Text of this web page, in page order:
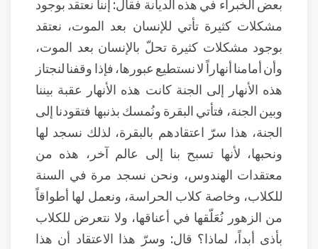
بعض الخبراء في هذه الديانة فقال: إننا نعتقد بوجود
مشكلات كثيرة تأتي للإنسان بعد الموت، نعتقد
بوجود مشكلات كثيرة تحلّ بالإنسان بعد الموت،
وأن أمامنا أنهاراً لا نستطيع عبورها، فإذا وقفنا لنجتاز
هذه الأنهار إلى الجنة كانت هذه الأنهار عقبة بيننا
وبين الجنة، فتأتي البقرة ونُمسك بذنبها فتقودنا إلى
الجنة، هذا سرّ اعتقادهم بالبقرة، لذلك نسجد لها
ونحبها، لأنها تسبح بنا إلى عالم آخر، هذه من
معتقدات الهندوس، ونحن نسجد مرة في السنة
للكلاب، وخاصة كلاب الحراسة، ونعمل لها أطواقاً
من الزهور نُعَلّقها في أعناقها، ولا نتعرض للكلاب
بأذى أبداً، لماذا؟ قال: وسرّ هذا الاعتقاد أن هذا